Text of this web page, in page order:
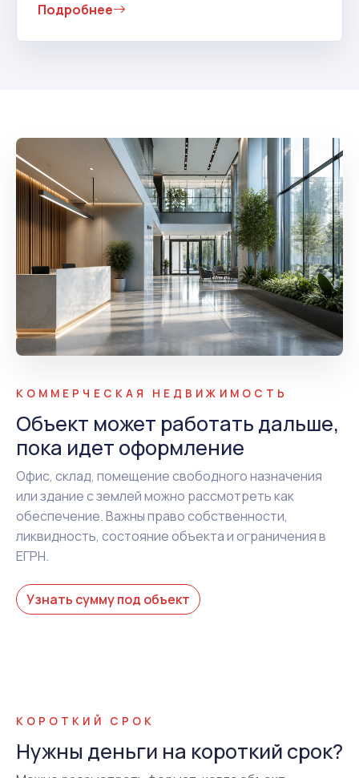
Подробнее
КОММЕРЧЕСКАЯ НЕДВИЖИМОСТЬ
Объект может работать дальше,
пока идет оформление
Офис, склад, помещение свободного назначения
или здание с землей можно рассмотреть как
обеспечение. Важны право собственности,
ликвидность, состояние объекта и ограничения в
ЕГРН.
Узнать сумму под объект
КОРОТКИЙ СРОК
Нужны деньги на короткий срок?